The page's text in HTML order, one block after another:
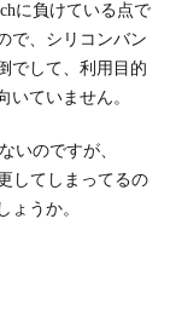
に負けている点で
で、シリコンバン
でして、利用目的
いていません。
いのですが、
してしまってるの
ょうか。